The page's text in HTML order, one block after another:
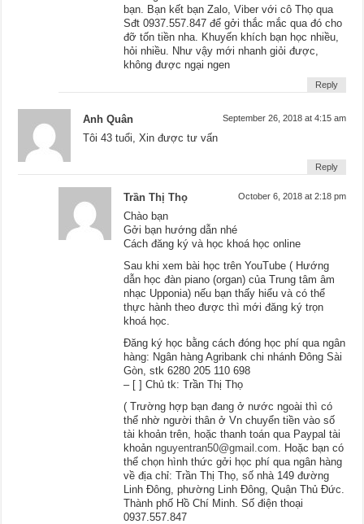
bạn. Bạn kết bạn Zalo, Viber với cô Thọ qua
Sđt 0937.557.847 để gởi thắc mắc qua đó cho
đỡ tốn tiền nha. Khuyến khích bạn học nhiều,
hỏi nhiều. Như vậy mới nhanh giỏi được,
không được ngại ngen
Reply
Anh Quân September 26, 2018 at 4:15 am
Tôi 43 tuổi, Xin được tư vấn
Reply
Trần Thị Thọ October 6, 2018 at 2:18 pm
Chào bạn
Gởi bạn hướng dẫn nhé
Cách đăng ký và học khoá học online
Sau khi xem bài học trên YouTube ( Hướng
dẫn học đàn piano (organ) của Trung tâm âm
nhạc Upponia) nếu bạn thấy hiểu và có thể
thực hành theo được thì mới đăng ký trọn
khoá học.
Đăng ký học bằng cách đóng học phí qua ngân
hàng: Ngân hàng Agribank chi nhánh Đông Sài
Gòn, stk 6280 205 110 698
– [ ] Chủ tk: Trần Thị Thọ
( Trường hợp bạn đang ở nước ngoài thì có
thể nhờ người thân ở Vn chuyển tiền vào số
tài khoản trên, hoặc thanh toán qua Paypal tài
khoản nguyentran50@gmail.com . Hoặc bạn có
thể chọn hình thức gởi học phí qua ngân hàng
về địa chỉ: Trần Thị Thọ, số nhà 149 đường
Linh Đông, phường Linh Đông, Quận Thủ Đức.
Thành phố Hồ Chí Minh. Số điện thoại
0937.557.847